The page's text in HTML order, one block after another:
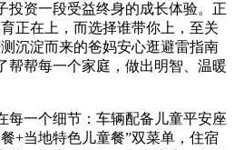
投资一段受益终身的成长体验。正
正在上，而选择谁带你上，至关
沉淀而来的爸妈安心逛避雷指南
帮帮每一个家庭，做出明智、温暖
一个细节：车辆配备儿童平安座
+当地特色儿童餐”双菜单，住宿